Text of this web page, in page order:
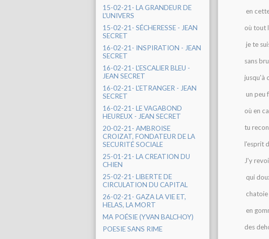
15-02-21- LA GRANDEUR DE
L'UNIVERS
15-02-21- SÉCHERESSE - JEAN
SECRET
16-02-21- INSPIRATION - JEAN
SECRET
16-02-21- L'ESCALIER BLEU -
JEAN SECRET
16-02-21- L'ETRANGER - JEAN
SECRET
16-02-21- LE VAGABOND
HEUREUX - JEAN SECRET
20-02-21- AMBROISE
CROIZAT, FONDATEUR DE LA
SECURITÉ SOCIALE
25-01-21- LA CREATION DU
CHIEN
25-02-21- LIBERTE DE
CIRCULATION DU CAPITAL
26-02-21- GAZA LA VIE ET,
HELAS, LA MORT
MA POÉSIE (YVAN BALCHOY)
POESIE SANS RIME
en
où tout
je te
sans
jusqu'à
un peu
où en
tu
l'esprit
J'y
qui
en
des